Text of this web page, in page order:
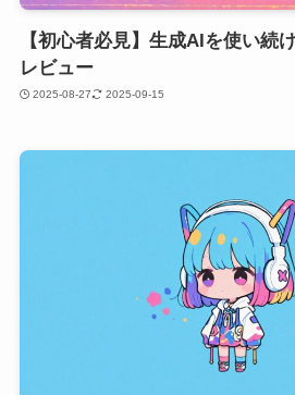
【初心者必見】生成AIを使い続
レビュー
2025-08-27 2025-09-15